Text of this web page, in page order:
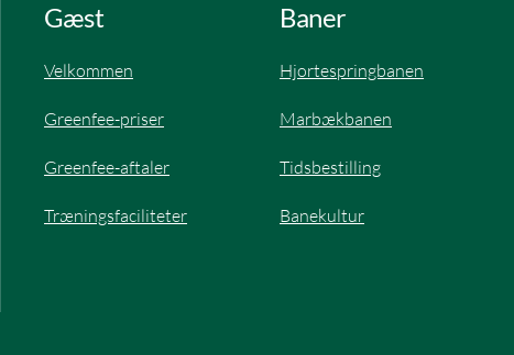
Gæst
Velkommen
Greenfee-priser
Greenfee-aftaler​
Træningsfaciliteter
Baner
Hjortespringbanen​
Marbækbanen
Tidsbestilling
Banekultur